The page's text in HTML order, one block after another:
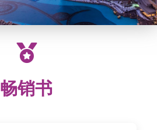
畅销书